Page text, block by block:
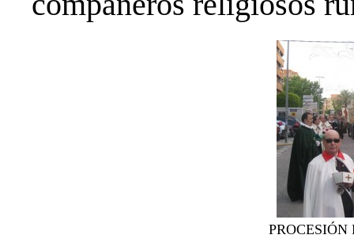
PROCESIÓN